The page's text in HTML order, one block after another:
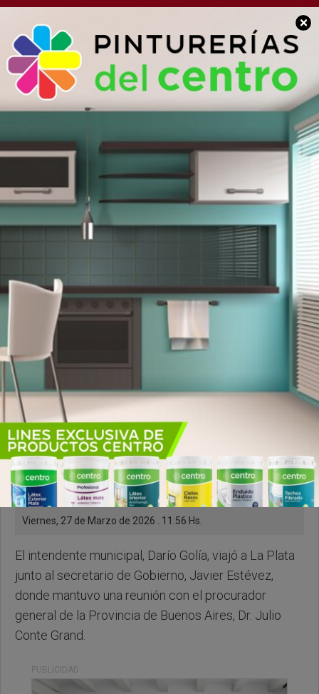
×
SOCIEDAD
Golía firmó dos
convenios con el
procurador provincial
Conte Grand
Viernes, 27 de Marzo de 2026 . 11:56 Hs.
El intendente municipal, Darío Golía, viajó a La Plata
junto al secretario de Gobierno, Javier Estévez,
donde mantuvo una reunión con el procurador
general de la Provincia de Buenos Aires, Dr. Julio
Conte Grand.
PUBLICIDAD